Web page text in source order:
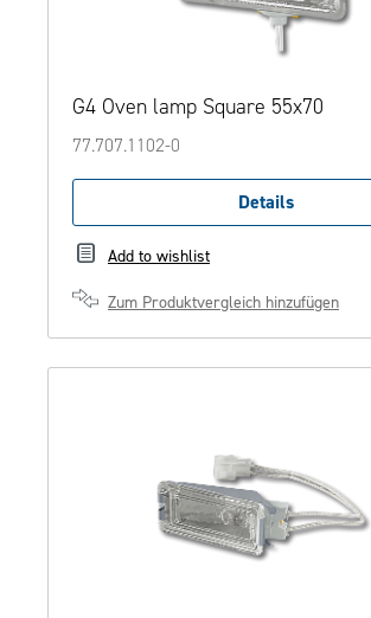
G4 Oven lamp Square 55x70
77.707.1102-0
Details
Add to wishlist
Zum Produktvergleich hinzufügen